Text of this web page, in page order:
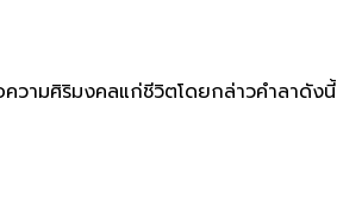
ความศิริมงคลแก่ชีวิตโดยกล่าวคำลาดังนี้